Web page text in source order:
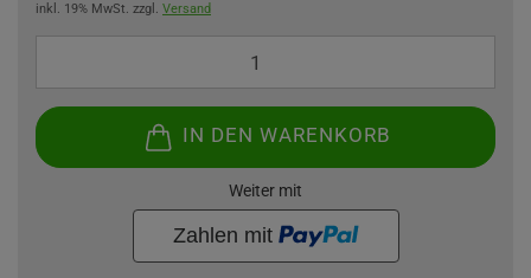
inkl. 19% MwSt. zzgl. Versand
IN DEN WARENKORB
Weiter mit